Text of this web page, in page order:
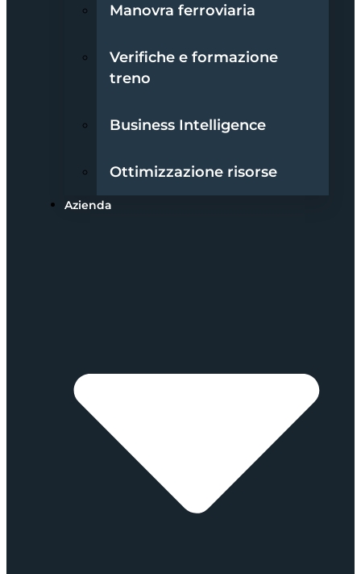
Manovra ferroviaria
Verifiche e formazione
treno
Business Intelligence
Ottimizzazione risorse
Azienda